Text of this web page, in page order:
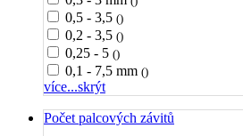
0,5 - 3,5 ()
0,2 - 3,5 ()
0,25 - 5 ()
0,1 - 7,5 mm ()
více...skrýt
Počet palcových závitů